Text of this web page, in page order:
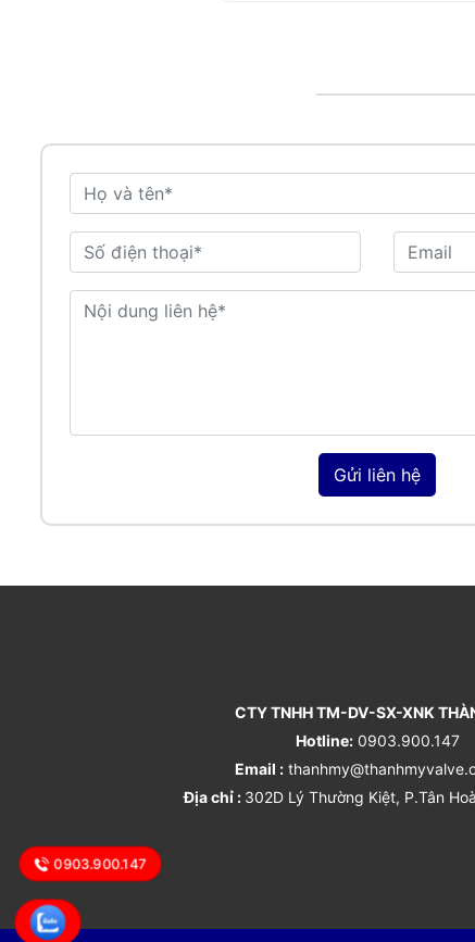
Gửi liên hệ
CTY TNHH TM-DV-SX-XNK
Hotline:0903.900.147
Email :
Địa chỉ : 302D Lý Thường Kiệt, P.Tân
0903.900.147